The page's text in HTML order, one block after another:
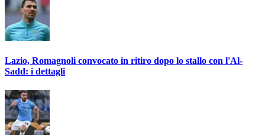
Lazio, Romagnoli convocato in ritiro dopo lo stallo con l'Al-
Sadd: i dettagli